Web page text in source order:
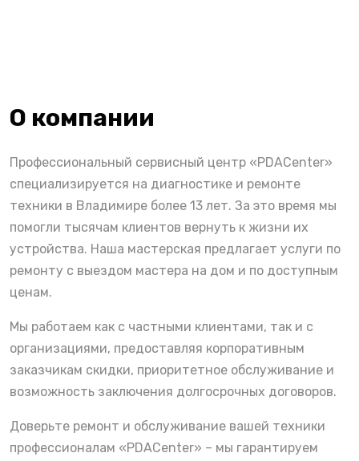
О компании
Профессиональный сервисный центр «PDACenter»
специализируется на диагностике и ремонте
техники в Владимире более 13 лет. За это время мы
помогли тысячам клиентов вернуть к жизни их
устройства. Наша мастерская предлагает услуги по
ремонту с выездом мастера на дом и по доступным
ценам.
Мы работаем как с частными клиентами, так и с
организациями, предоставляя корпоративным
заказчикам скидки, приоритетное обслуживание и
возможность заключения долгосрочных договоров.
Доверьте ремонт и обслуживание вашей техники
профессионалам «PDACenter» – мы гарантируем